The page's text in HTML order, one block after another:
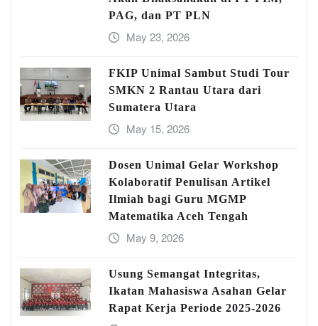
PAG, dan PT PLN
May 23, 2026
FKIP Unimal Sambut Studi Tour
SMKN 2 Rantau Utara dari
Sumatera Utara
May 15, 2026
Dosen Unimal Gelar Workshop
Kolaboratif Penulisan Artikel
Ilmiah bagi Guru MGMP
Matematika Aceh Tengah
May 9, 2026
Usung Semangat Integritas,
Ikatan Mahasiswa Asahan Gelar
Rapat Kerja Periode 2025-2026